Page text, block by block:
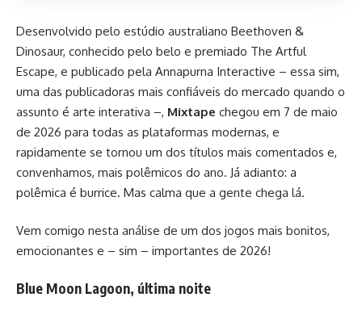
Desenvolvido pelo estúdio australiano Beethoven &
Dinosaur, conhecido pelo belo e premiado The Artful
Escape, e publicado pela Annapurna Interactive – essa sim,
uma das publicadoras mais confiáveis do mercado quando o
assunto é arte interativa –, Mixtape chegou em 7 de maio
de 2026 para todas as plataformas modernas, e
rapidamente se tornou um dos títulos mais comentados e,
convenhamos, mais polêmicos do ano. Já adianto: a
polêmica é burrice. Mas calma que a gente chega lá.
Vem comigo nesta análise de um dos jogos mais bonitos,
emocionantes e – sim – importantes de 2026!
Blue Moon Lagoon, última noite